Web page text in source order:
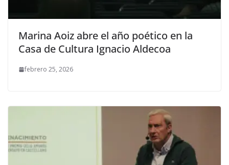
Marina Aoiz abre el año poético en la
Casa de Cultura Ignacio Aldecoa
febrero 25, 2026